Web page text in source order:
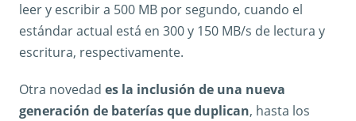
leer y escribir a 500 MB por segundo, cuando el
estándar actual está en 300 y 150 MB/s de lectura y
escritura, respectivamente.
Otra novedad es la inclusión de una nueva
generación de baterías que duplican, hasta los